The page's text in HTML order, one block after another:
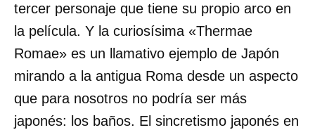
tercer personaje que tiene su propio arco en
la película. Y la curiosísima «Thermae
Romae» es un llamativo ejemplo de Japón
mirando a la antigua Roma desde un aspecto
que para nosotros no podría ser más
japonés: los baños. El sincretismo japonés en